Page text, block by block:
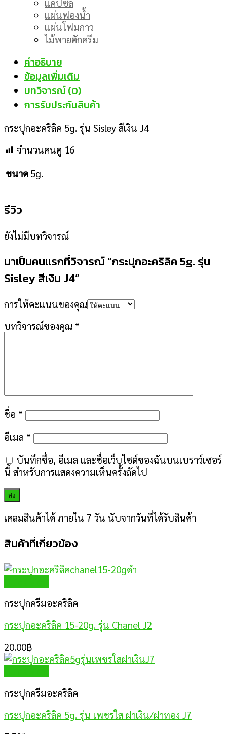
แคปซิล
แผ่นฟองน้ำ
แผ่นโฟมกาว
ไม้พายตักครีม
คำอธิบาย
ข้อมูลเพิ่มเติม
บทวิจารณ์ (0)
การรับประกันสินค้า
กระปุกอะคริลิค 5g. รุ่น Sisley สีเงิน J4
จำนวนคนดู 16
ขนาด 5g.
รีวิว
ยังไม่มีบทวิจารณ์
มาเป็นคนแรกที่วิจารณ์ “กระปุกอะคริลิค 5g. รุ่น
Sisley สีเงิน J4”
การให้คะแนนของคุณ
บทวิจารณ์ของคุณ *
ชื่อ *
อีเมล *
บันทึกชื่อ, อีเมล และชื่อเว็บไซต์ของฉันบนเบราว์เซอร์
นี้ สำหรับการแสดงความเห็นครั้งถัดไป
เคลมสินค้าได้ ภายใน 7 วัน นับจากวันที่ได้รับสินค้า
สินค้าที่เกี่ยวข้อง
กระปุกครีมอะคริลิค
กระปุกอะคริลิค 15-20g. รุ่น Chanel J2
20.00฿
กระปุกครีมอะคริลิค
กระปุกอะคริลิค 5g. รุ่น เพชรใส ฝาเงิน/ฝาทอง J7